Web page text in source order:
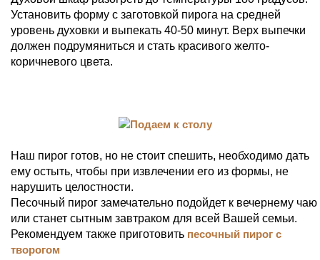
Установить форму с заготовкой пирога на средней
уровень духовки и выпекать 40-50 минут. Верх выпечки
должен подрумяниться и стать красивого желто-
коричневого цвета.
Наш пирог готов, но не стоит спешить, необходимо дать
ему остыть, чтобы при извлечении его из формы, не
нарушить целостности.
Песочный пирог замечательно подойдет к вечернему чаю
или станет сытным завтраком для всей Вашей семьи.
Рекомендуем также приготовить песочный пирог с
творогом